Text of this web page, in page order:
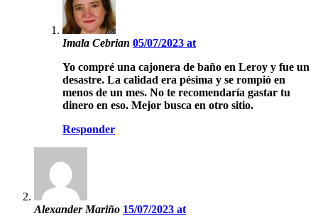
Imala Cebrian 05/07/2023 at
Yo compré una cajonera de baño en Leroy y fue un
desastre. La calidad era pésima y se rompió en
menos de un mes. No te recomendaría gastar tu
dinero en eso. Mejor busca en otro sitio.
Responder
Alexander Mariño 15/07/2023 at